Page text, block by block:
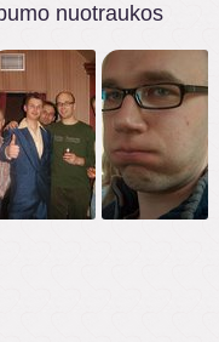
nuotraukos